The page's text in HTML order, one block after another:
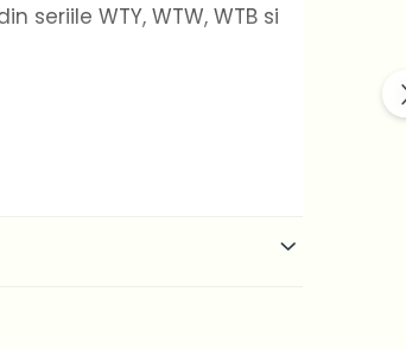
WTY, WTW, WTB si